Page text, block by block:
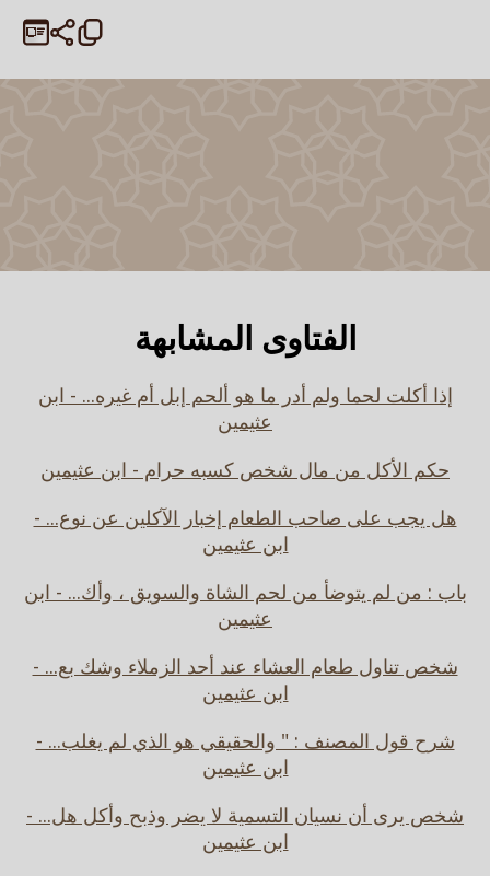
الفتاوى المشابهة
إذا أكلت لحما ولم أدر ما هو ألحم إبل أم غيره... - ابن
عثيمين
حكم الأكل من مال شخص كسبه حرام - ابن عثيمين
هل يجب على صاحب الطعام إخبار الآكلين عن نوع... -
ابن عثيمين
باب : من لم يتوضأ من لحم الشاة والسويق ، وأك... - ابن
عثيمين
شخص تناول طعام العشاء عند أحد الزملاء وشك بع... -
ابن عثيمين
شرح قول المصنف : " والحقيقي هو الذي لم يغلب... -
ابن عثيمين
شخص يرى أن نسيان التسمية لا يضر وذبح وأكل هل... -
ابن عثيمين